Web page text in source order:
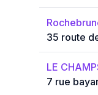
35 route
LE
7 rue